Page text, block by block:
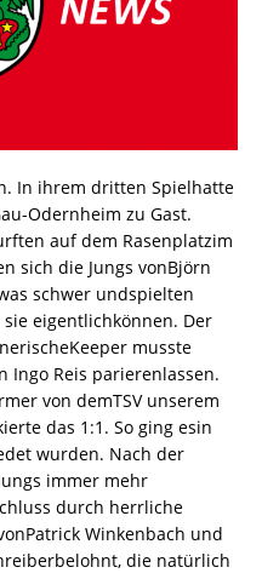
In ihrem dritten Spielhatte
Odernheim zu Gast.
auf dem Rasenplatzim
sich die Jungs vonBjörn
schwer undspielten
eigentlichkönnen. Der
musste
Ingo Reis parierenlassen.
von demTSV unserem
das 1:1. So ging esin
wurden. Nach der
immer mehr
durch herrliche
Winkenbach und
die natürlich